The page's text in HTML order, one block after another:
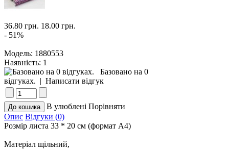
36.80 грн. 18.00 грн.
- 51%
Модель: 1880553
Наявність: 1
Базовано на 0
відгуках. | Написати відгук
В улюблені Порівняти
Опис Відгуки (0)
Розмір листа 33 * 20 см (формат А4)
Матеріал щільний,